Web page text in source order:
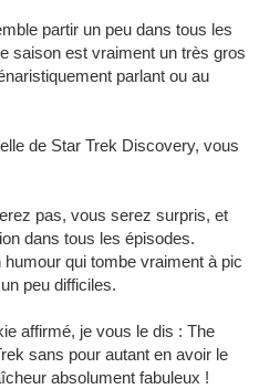
partir un peu dans tous les
saison est vraiment un très gros
parlant ou au
de Star Trek Discovery, vous
pas, vous serez surpris, et
dans tous les épisodes.
qui tombe vraiment à pic
peu difficiles.
affirmé, je vous le dis : The
sans pour autant en avoir le
absolument fabuleux !